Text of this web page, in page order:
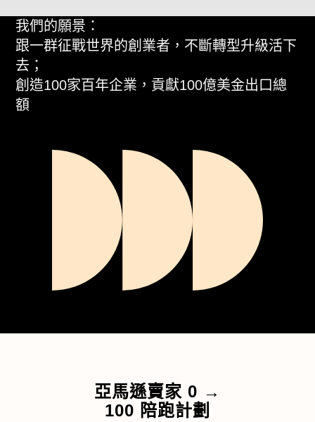
我們的願景：
跟一群征戰世界的創業者，不斷轉型升級活下
去；
創造100家百年企業，貢獻100億美金出口總
額
亞馬遜賣家 0 →
100 陪跑計劃